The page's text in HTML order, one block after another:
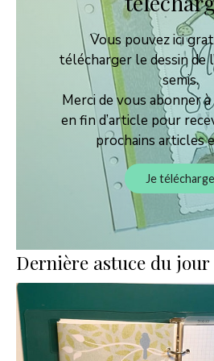
Vous pouvez ici
télécharger le dessin de
semis.
Merci de vous abonner
en fin d’article pour
prochains articles
Je télécharge
Dernière astuce du jour